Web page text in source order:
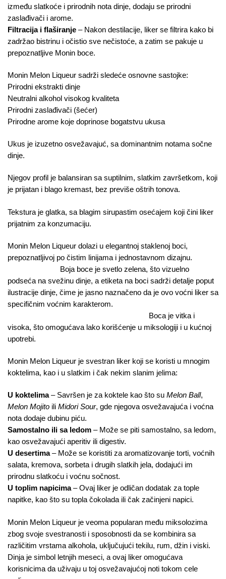
između slatkoće i prirodnih nota dinje, dodaju se prirodni
zaslađivači i arome.
Filtracija i flaširanje – Nakon destilacije, liker se filtrira kako bi
zadržao bistrinu i očistio sve nečistoće, a zatim se pakuje u
prepoznatljive Monin boce.
Monin Melon Liqueur sadrži sledeće osnovne sastojke:
Prirodni ekstrakti dinje
Neutralni alkohol visokog kvaliteta
Prirodni zaslađivači (šećer)
Prirodne arome koje doprinose bogatstvu ukusa
Ukus je izuzetno osvežavajuć, sa dominantnim notama sočne
dinje.
Njegov profil je balansiran sa suptilnim, slatkim završetkom, koji
je prijatan i blago kremast, bez previše oštrih tonova.
Tekstura je glatka, sa blagim sirupastim osećajem koji čini liker
prijatnim za konzumaciju.
Monin Melon Liqueur dolazi u elegantnoj staklenoj boci,
prepoznatljivoj po čistim linijama i jednostavnom dizajnu.
Boja boce je svetlo zelena, što vizuelno
podseća na svežinu dinje, a etiketa na boci sadrži detalje poput
ilustracije dinje, čime je jasno naznačeno da je ovo voćni liker sa
specifičnim voćnim karakterom.
Boca je vitka i
visoka, što omogućava lako korišćenje u miksologiji i u kućnoj
upotrebi.
Monin Melon Liqueur je svestran liker koji se koristi u mnogim
koktelima, kao i u slatkim i čak nekim slanim jelima:
U koktelima– Savršen je za koktele kao što su Melon Ball,
Melon Mojito ili Midori Sour, gde njegova osvežavajuća i voćna
nota dodaje dubinu piću.
Samostalno ili sa ledom – Može se piti samostalno, sa ledom,
kao osvežavajući aperitiv ili digestiv.
U desertima– Može se koristiti za aromatizovanje torti, voćnih
salata, kremova, sorbeta i drugih slatkih jela, dodajući im
prirodnu slatkoću i voćnu sočnost.
U toplim napicima– Ovaj liker je odličan dodatak za tople
napitke, kao što su topla čokolada ili čak začinjeni napici.
Monin Melon Liqueur je veoma popularan među miksolozima
zbog svoje svestranosti i sposobnosti da se kombinira sa
različitim vrstama alkohola, uključujući tekilu, rum, džin i viski.
Dinja je simbol letnjih meseci, a ovaj liker omogućava
korisnicima da uživaju u toj osvežavajućoj noti tokom cele